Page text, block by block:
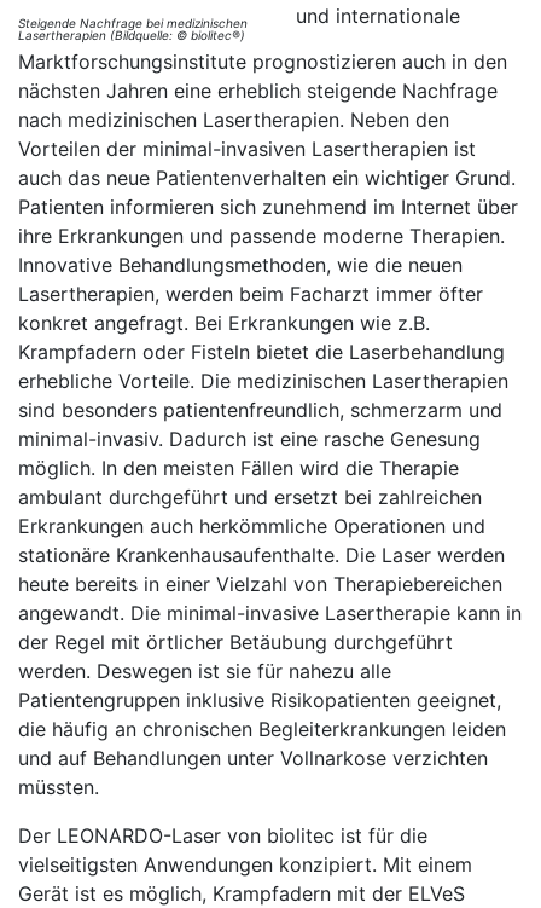
Steigende Nachfrage bei medizinischen
Lasertherapien (Bildquelle: © biolitec®)
und internationale
Marktforschungsinstitute prognostizieren auch in den
nächsten Jahren eine erheblich steigende Nachfrage
nach medizinischen Lasertherapien. Neben den
Vorteilen der minimal-invasiven Lasertherapien ist
auch das neue Patientenverhalten ein wichtiger Grund.
Patienten informieren sich zunehmend im Internet über
ihre Erkrankungen und passende moderne Therapien.
Innovative Behandlungsmethoden, wie die neuen
Lasertherapien, werden beim Facharzt immer öfter
konkret angefragt. Bei Erkrankungen wie z.B.
Krampfadern oder Fisteln bietet die Laserbehandlung
erhebliche Vorteile. Die medizinischen Lasertherapien
sind besonders patientenfreundlich, schmerzarm und
minimal-invasiv. Dadurch ist eine rasche Genesung
möglich. In den meisten Fällen wird die Therapie
ambulant durchgeführt und ersetzt bei zahlreichen
Erkrankungen auch herkömmliche Operationen und
stationäre Krankenhausaufenthalte. Die Laser werden
heute bereits in einer Vielzahl von Therapiebereichen
angewandt. Die minimal-invasive Lasertherapie kann in
der Regel mit örtlicher Betäubung durchgeführt
werden. Deswegen ist sie für nahezu alle
Patientengruppen inklusive Risikopatienten geeignet,
die häufig an chronischen Begleiterkrankungen leiden
und auf Behandlungen unter Vollnarkose verzichten
müssten.
Der LEONARDO-Laser von biolitec ist für die
vielseitigsten Anwendungen konzipiert. Mit einem
Gerät ist es möglich, Krampfadern mit der ELVeS